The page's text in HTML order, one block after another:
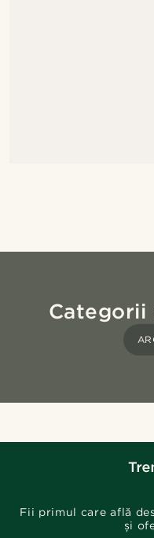
Categorii
Fii primul care află
și